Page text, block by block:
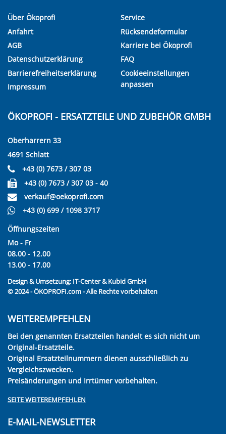
Über Ökoprofi
Anfahrt
AGB
Datenschutzerklärung
Barrierefreiheitserklärung
Impressum
Service
Rücksendeformular
Karriere bei Ökoprofi
FAQ
Cookieeinstellungen
anpassen
ÖKOPROFI - ERSATZTEILE UND ZUBEHÖR GMBH
Oberharrern 33
4691 Schlatt
+43 (0) 7673 / 307 03
+43 (0) 7673 / 307 03 - 40
verkauf@oekoprofi.com
+43 (0) 699 / 1098 3717
Öffnungszeiten
Mo - Fr
08.00 - 12.00
13.00 - 17.00
Design & Umsetzung: IT-Center & Kubid GmbH
© 2024 - ÖKOPROFI.com - Alle Rechte vorbehalten
WEITEREMPFEHLEN
Bei den genannten Ersatzteilen handelt es sich nicht um
Original-Ersatzteile.
Original Ersatzteilnummern dienen ausschließlich zu
Vergleichszwecken.
Preisänderungen und Irrtümer vorbehalten.
SEITE WEITEREMPFEHLEN
E-MAIL-NEWSLETTER